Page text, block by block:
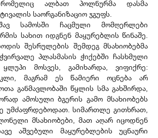
რომელიც ალბათ პოლნურმა დასმა
საორგანიზაციო ჯგუფს.
სამოსში ჩაცმული მომღერლები
სახით იდგნენ მაყურებლის წინაშე.
შესრულების შემდეგ მსახიობებმა
პლასმასის ჭიქებში ჩასხმული
მოსვეს, გამიხარდა, ვიფიქრე:
მაგრამ ეს წამიერი ოცნება არ
განმავლობაში წყლის სმა გახშირდა,
ამოსული ბგერის გამო მსახიობებს
უმძაფრდებოდათ. სიმართლე გითხრათ,
მსახიობები, მათ აღარ იცოდნენ
აშვებული მაყურებლების უცნაური